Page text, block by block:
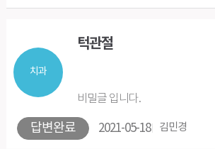
치과
턱관절
답변완료
비밀글 입니다.
2021-05-18 김민경